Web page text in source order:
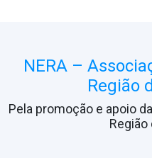
NERA –
Região
Pela promoção e apoio
Região